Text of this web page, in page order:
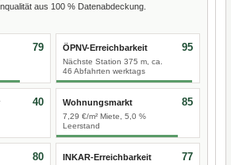
aus 100 % Datenabdeckung.
79 ÖPNV-Erreichbarkeit
Nächste Station 375 m, ca.
46 Abfahrten werktags
95
40 Wohnungsmarkt
7,29 €/m² Miete, 5,0 %
Leerstand
85
80 INKAR-Erreichbarkeit 77